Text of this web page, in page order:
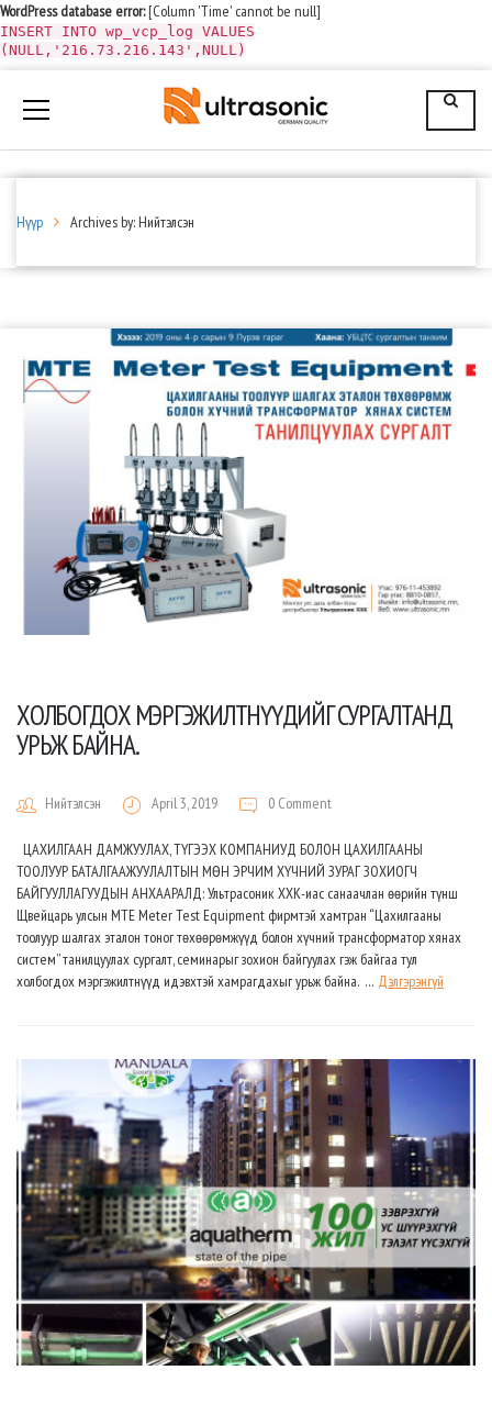
WordPress database error:[Column 'Time' cannot be null]
INSERT INTO wp_vcp_log VALUES
(NULL,'216.73.216.143',NULL)
Нүүр Archives by: Нийтэлсэн
ХОЛБОГДОХ МЭРГЭЖИЛТНҮҮДИЙГ СУРГАЛТАНД
УРЬЖ БАЙНА.
Нийтэлсэн April 3, 2019 0 Comment
ЦАХИЛГААН ДАМЖУУЛАХ, ТҮГЭЭХ КОМПАНИУД БОЛОН ЦАХИЛГААНЫ
ТООЛУУР БАТАЛГААЖУУЛАЛТЫН МӨН ЭРЧИМ ХҮЧНИЙ ЗУРАГ ЗОХИОГЧ
БАЙГУУЛЛАГУУДЫН АНХААРАЛД: Ультрасоник ХХК-иас санаачлан өөрийн түнш
Щвейцарь улсын MTE Meter Test Equipment фирмтэй хамтран “Цахилгааны
тоолуур шалгах эталон тоног төхөөрөмжүүд болон хүчний трансформатор хянах
систем” танилцуулах сургалт, семинарыг зохион байгуулах гэж байгаа тул
холбогдох мэргэжилтнүүд идэвхтэй хамрагдахыг урьж байна. … Дэлгэрэнгүй